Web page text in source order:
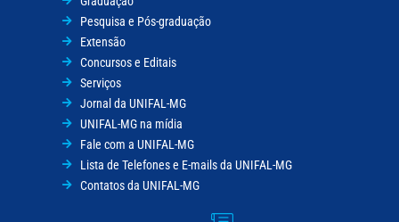
Pesquisa e Pós-graduação
Extensão
Concursos e Editais
Serviços
Jornal da UNIFAL-MG
UNIFAL-MG na mídia
Fale com a UNIFAL-MG
Lista de Telefones e E-mails da UNIFAL-MG
Contatos da UNIFAL-MG